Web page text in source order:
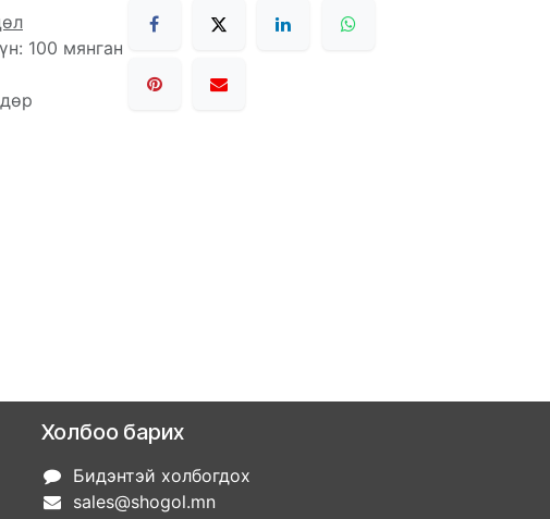
100 мянган
Холбоо барих
Бидэнтэй холбогдох
sales@shogol.mn